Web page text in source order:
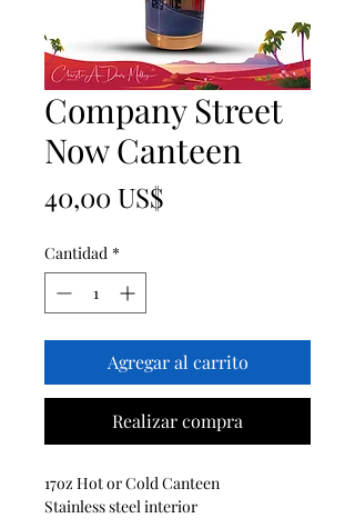
Company Street
Now Canteen
40,00 US$
Cantidad *
Agregar al carrito
Realizar compra
17oz Hot or Cold Canteen
Stainless steel interior